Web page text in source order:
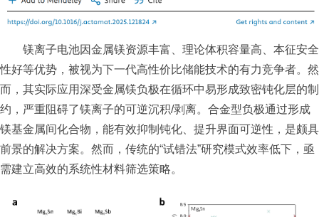
镁离子电池因金属镁资源丰富、理论体积容量高、本征安全
性好等优势，被视为下一代高性价比储能技术的有力竞争者。然
而，其实际应用深受金属镁负极在循环中易形成致密钝化层的制
约，严重阻碍了镁离子的可逆沉积/剥离。合金型负极通过形成
镁基金属间化合物，能有效抑制钝化、提升界面可逆性，是颇具
前景的解决方案。然而，传统的“试错法”研究模式效率低下，亟
需建立高效的系统性材料筛选策略。